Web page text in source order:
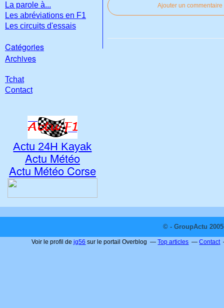
Ajouter un commentaire
La parole à...
Les abréviations en F1
Les circuits d'essais
Catégories
Archives
Tchat
Contact
Actu 24H Kayak
Actu Météo
Actu Météo Corse
© - GroupActu
Voir le profil dejg56 sur le portail Overblog Top articles Contact